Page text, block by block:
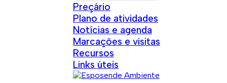
Preçário
Plano de atividades
Notícias e agenda
Marcações e visitas
Recursos
Links úteis